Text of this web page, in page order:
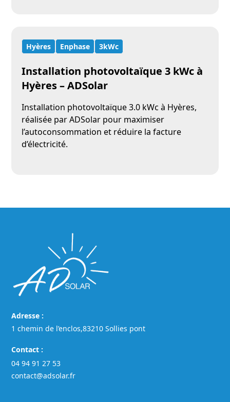
Hyères Enphase 3kWc
Installation photovoltaïque 3 kWc à
Hyères – ADSolar
Installation photovoltaïque 3.0 kWc à Hyères,
réalisée par ADSolar pour maximiser
l’autoconsommation et réduire la facture
d’électricité.
Adresse :
1 chemin de l’enclos,83210 Sollies pont
Contact :
04 94 91 27 53
contact@adsolar.fr